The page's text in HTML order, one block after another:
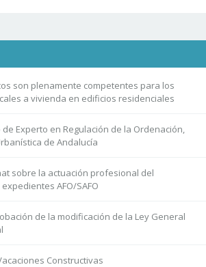
son plenamente competentes para los
a vivienda en edificios residenciales
Experto en Regulación de la Ordenación,
de Andalucía
sobre la actuación profesional del
AFO/SAFO
de la modificación de la Ley General
Constructivas